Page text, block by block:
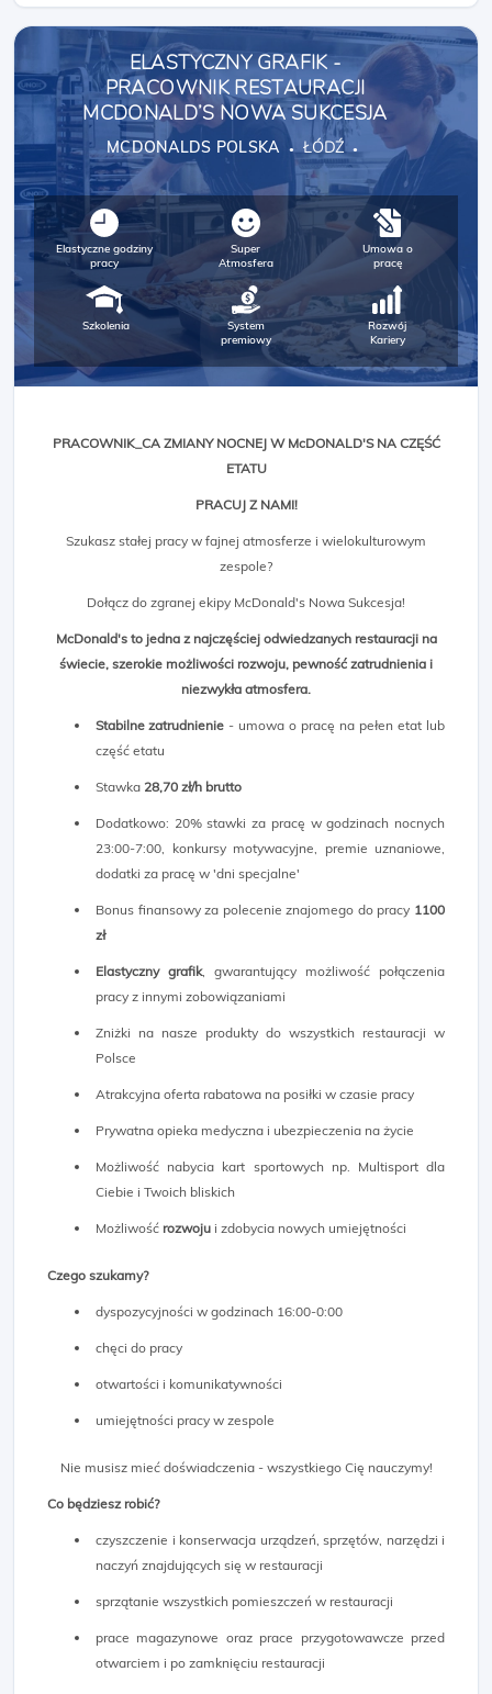
ELASTYCZNY GRAFIK -
PRACOWNIK RESTAURACJI
MCDONALD’S NOWA SUKCESJA
MCDONALDS POLSKA ŁÓDŹ
Elastyczne godziny
pracy
Super
Atmosfera
Umowa o
pracę
Szkolenia
System
premiowy
Rozwój
Kariery
PRACOWNIK_CA ZMIANY NOCNEJ W McDONALD'S NA CZĘŚĆ
ETATU
PRACUJ Z NAMI!
Szukasz stałej pracy w fajnej atmosferze i wielokulturowym
zespole?
Dołącz do zgranej ekipy McDonald's Nowa Sukcesja!
McDonald's to jedna z najczęściej odwiedzanych restauracji na
świecie, szerokie możliwości rozwoju, pewność zatrudnienia i
niezwykła atmosfera.
Stabilne zatrudnienie - umowa o pracę na pełen etat lub
część etatu
Stawka 28,70 zł/h brutto
Dodatkowo: 20% stawki za pracę w godzinach nocnych
23:00-7:00, konkursy motywacyjne, premie uznaniowe,
dodatki za pracę w 'dni specjalne'
Bonus finansowy za polecenie znajomego do pracy 1100
zł
Elastyczny grafik, gwarantujący możliwość połączenia
pracy z innymi zobowiązaniami
Zniżki na nasze produkty do wszystkich restauracji w
Polsce
Atrakcyjna oferta rabatowa na posiłki w czasie pracy
Prywatna opieka medyczna i ubezpieczenia na życie
Możliwość nabycia kart sportowych np. Multisport dla
Ciebie i Twoich bliskich
Możliwość rozwoju i zdobycia nowych umiejętności
Czego szukamy?
dyspozycyjności w godzinach 16:00-0:00
chęci do pracy
otwartości i komunikatywności
umiejętności pracy w zespole
Nie musisz mieć doświadczenia - wszystkiego Cię nauczymy!
Co będziesz robić?
czyszczenie i konserwacja urządzeń, sprzętów, narzędzi i
naczyń znajdujących się w restauracji
sprzątanie wszystkich pomieszczeń w restauracji
prace magazynowe oraz prace przygotowawcze przed
otwarciem i po zamknięciu restauracji